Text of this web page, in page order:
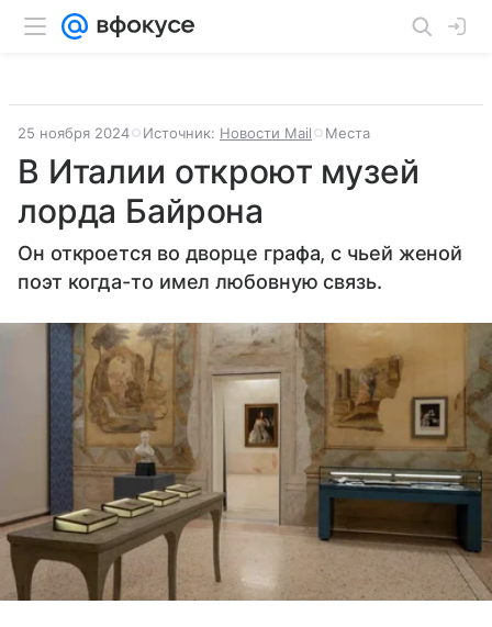
25 ноября 2024 Источник: Новости Mail Места
В Италии откроют музей
лорда Байрона
Он откроется во дворце графа, с чьей женой
поэт когда-то имел любовную связь.